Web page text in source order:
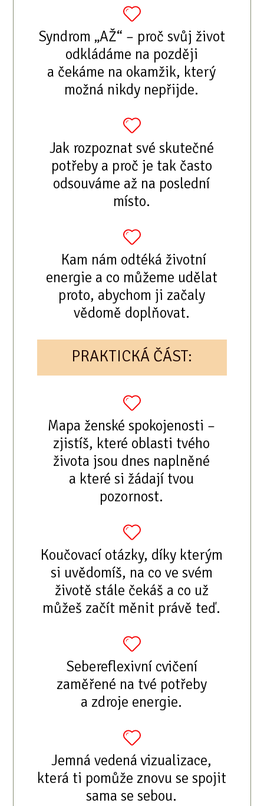
Syndrom „AŽ“ – proč svůj život
odkládáme na později
a čekáme na okamžik, který
možná nikdy nepřijde.
Jak rozpoznat své skutečné
potřeby a proč je tak často
odsouváme až na poslední
místo.
Kam nám odtéká životní
energie a co můžeme udělat
proto, abychom ji začaly
vědomě doplňovat.
PRAKTICKÁ ČÁST:
Mapa ženské spokojenosti –
zjistíš, které oblasti tvého
života jsou dnes naplněné
a které si žádají tvou
pozornost.
Koučovací otázky, díky kterým
si uvědomíš, na co ve svém
životě stále čekáš a co už
můžeš začít měnit právě teď.
Sebereflexivní cvičení
zaměřené na tvé potřeby
a zdroje energie.
Jemná vedená vizualizace,
která ti pomůže znovu se spojit
sama se sebou.